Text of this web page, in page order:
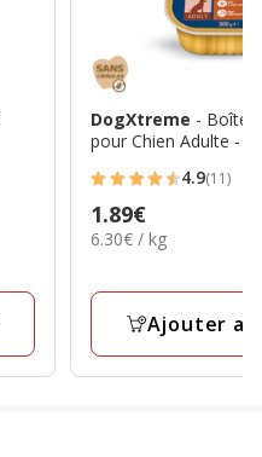
DogXtreme - Boîte
pour Chien Adulte -
4.9
étoiles
avec
avis
4.9(11)
Prix
1.89€
1.89€
6.30€
6.30€ / kg
Ajouter